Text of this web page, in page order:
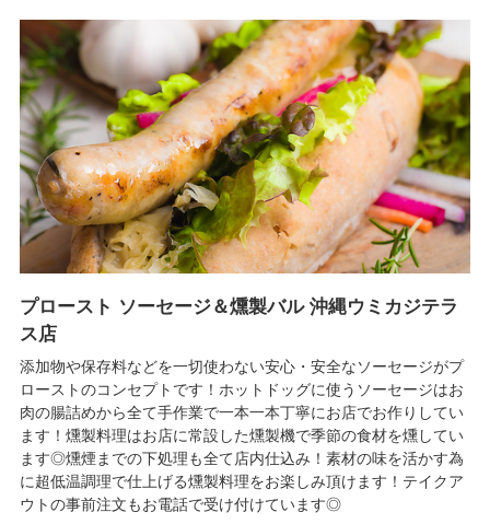
プロースト ソーセージ＆燻製バル 沖縄ウミカジテラ
ス店
添加物や保存料などを一切使わない安心・安全なソーセージがプ
ローストのコンセプトです！ホットドッグに使うソーセージはお
肉の腸詰めから全て手作業で一本一本丁寧にお店でお作りしてい
ます！燻製料理はお店に常設した燻製機で季節の食材を燻してい
ます◎燻煙までの下処理も全て店内仕込み！素材の味を活かす為
に超低温調理で仕上げる燻製料理をお楽しみ頂けます！テイクア
ウトの事前注文もお電話で受け付けています◎